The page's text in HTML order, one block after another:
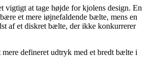
vigtigt at tage højde for kjolens design. En
et mere iøjnefaldende bælte, mens en
af et diskret bælte, der ikke konkurrerer
mere defineret udtryk med et bredt bælte i